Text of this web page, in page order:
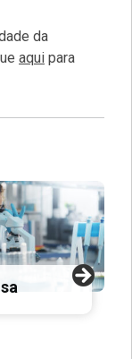
da
aqui para